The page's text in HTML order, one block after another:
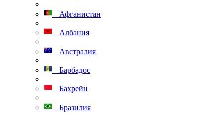
Афганистан
Албания
Австралия
Барбадос
Бахрейн
Бразилия